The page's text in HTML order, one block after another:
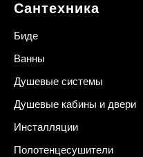
Сантехника
Биде
Ванны
Душевые системы
Душевые кабины и двери
Инсталляции
Полотенцесушители